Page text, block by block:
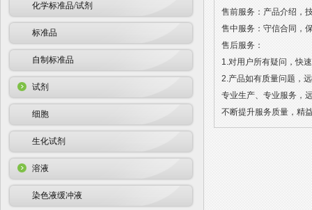
化学标准品/试剂
标准品
自制标准品
试剂
细胞
生化试剂
溶液
染色液缓冲液
售前服务：产品介绍，
售中服务：守信合同，
售后服务：
1.对用户所有疑问，快
2.产品如有质量问题，
专业生产、专业服务，
不断提升服务质量，精